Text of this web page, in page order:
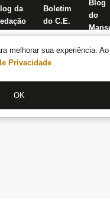
melhorar sua experiência.
Privacidade .
OK
da
Boletim
do C.E.
Blog
do